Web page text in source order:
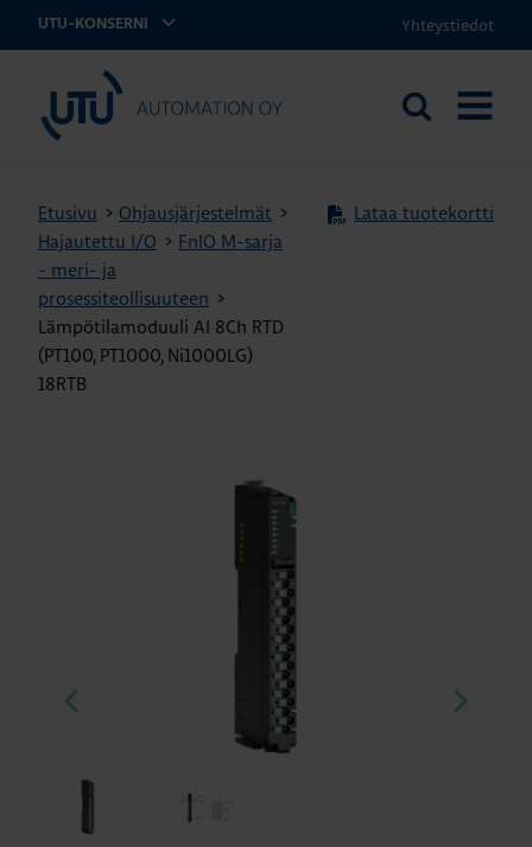
UTU-KONSERNI Yhteystiedot
UTU Automation
Etsi
Etusivu > Ohjausjärjestelmät >
Hajautettu I/O > FnIO M-sarja
- meri- ja
prosessiteollisuuteen >
Lämpötilamoduuli AI 8Ch RTD
(PT100, PT1000, Ni1000LG)
18RTB
Lataa tuotekortti